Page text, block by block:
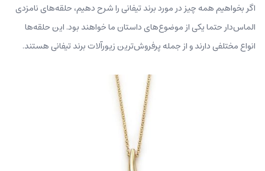
اگر بخواهیم همه چیز در مورد برند تیفانی را شرح دهیم، حلقه‌های نامزدی
الماس‌دار حتما یکی از موضوع‌های داستان ما خواهند بود. این حلقه‌ها
انواع مختلفی دارند و از جمله پرفروش‌ترین زیورآلات برند تیفانی هستند.